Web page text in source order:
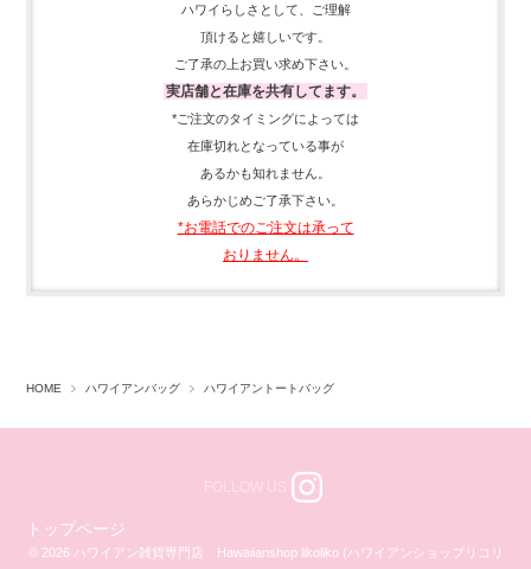
ハワイらしさとして、
ご理解
頂ける と嬉しいです。
ご了承の上お買い求め下さい。
実店舗と在庫を共有してます。
*ご注文のタイミングによっては
在庫切れとなっている事が
あるかも知れません。
あらかじめご了承下さい。
*お電話でのご注文は承って
おりません。
HOME ハワイアンバッグ ハワイアントートバッグ
FOLLOW US
トップページ
© 2026 ハワイアン雑貨専門店 Hawaiianshop likoliko (ハワイアンショップリコリ